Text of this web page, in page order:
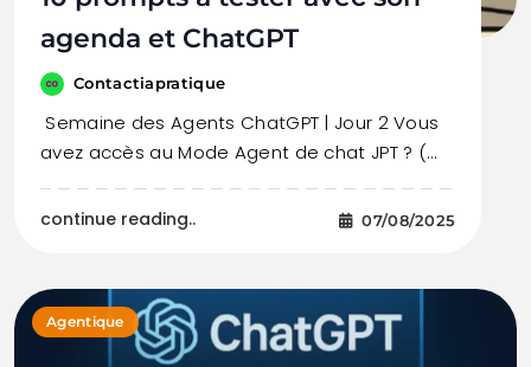
agenda et ChatGPT
Contactiapratique
Semaine des Agents ChatGPT | Jour 2 Vous
avez accès au Mode Agent de chat JPT ? (…
continue reading.. 07/08/2025
Agentique